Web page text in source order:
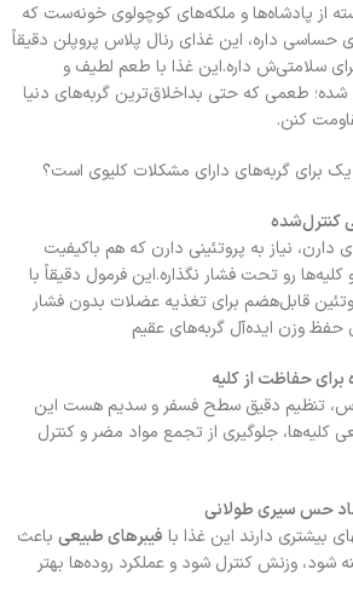
از پادشاه‌ها و ملکه‌های کوچولوی خونه‌ست که
حساسی داره، این غذای رنال پلاس پروپلن دقیقاً
سلامتی‌ش داره.این غذا با طعم لطیف و
شده؛ طعمی که حتی بداخلاق‌ترین گربه‌های دنیا
کنن.
یک برای گربه‌های دارای مشکلات کلیوی است؟
کنترل‌شده
نیاز به پروتئینی دارن که هم باکیفیت
رو تحت فشار نگذاره.این فرمول دقیقاً با
قابل‌هضم برای تغذیه عضلات بدون فشار
حفظ وزن ایده‌آل گربه‌های عقیم
حفاظت از کلیه
تنظیم دقیق سطح فسفر و سدیم هست این
کلیه‌ها، جلوگیری از تجمع مواد مضر و کنترل
حس سیری طولانی
بیشتری دارند این غذا با فیبرهای طبیعی باعث
شود، وزنش کنترل شود و عملکرد روده‌ها بهتر